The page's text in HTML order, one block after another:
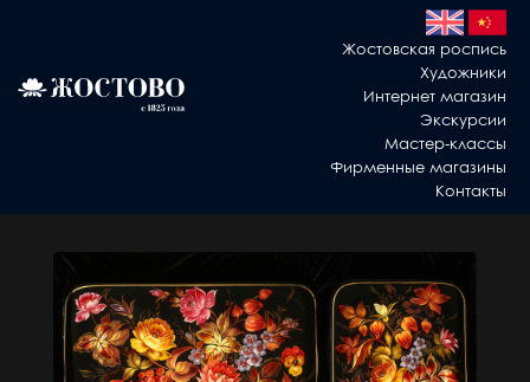
Жостовская роспись
Художники
Интернет магазин
Экскурсии
Мастер-классы
Фирменные магазины
Контакты